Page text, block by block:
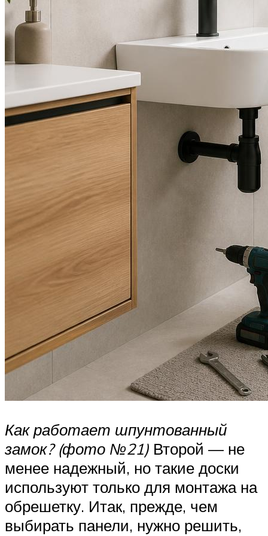
Как работает шпунтованный
замок? (фото №21) Второй — не
менее надежный, но такие доски
используют только для монтажа на
обрешетку. Итак, прежде, чем
выбирать панели, нужно решить,